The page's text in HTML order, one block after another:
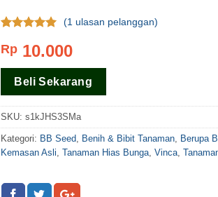
dari 5
berdasar
padarating
pelanggan
(1 ulasan pelanggan)
Rp10.000
Beli Sekarang
SKU: s1kJHS3SMa
Kategori: BB Seed, Benih & Bibit Tanaman, Berupa
Kemasan Asli, Tanaman Hias Bunga, Vinca,